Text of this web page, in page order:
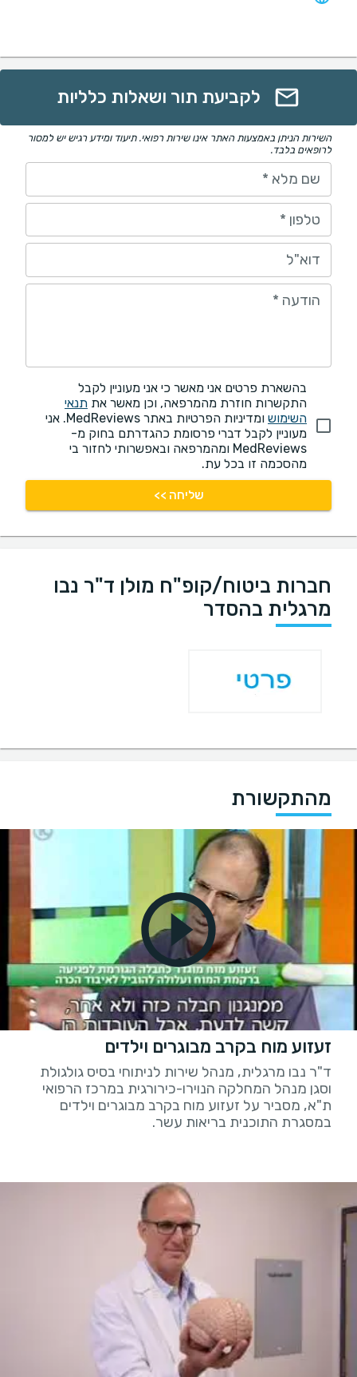
לקביעת תור ושאלות כלליות
השירות הניתן באמצעות האתר אינו שירות רפואי. תיעוד ומידע רגיש יש למסור
לרופאים בלבד.
שם מלא *
טלפון *
דוא"ל
הודעה *
בהשארת פרטים אני מאשר כי אני מעוניין לקבל
התקשרות חוזרת מהמרפאה, וכן מאשר את תנאי
השימוש
ומדיניות הפרטיות באתר MedReviews. אני
מעוניין לקבל דברי פרסומת כהגדרתם בחוק מ-
MedReviews ומהמרפאה ובאפשרותי לחזור בי
מהסכמה זו בכל עת.
שליחה >>
חברות ביטוח/קופ"ח מולן ד"ר נבו
מרגלית בהסדר
מהתקשורת
זעזוע מוח בקרב מבוגרים וילדים
ד"ר נבו מרגלית, מנהל שירות לניתוחי בסיס גולגולת
וסגן מנהל המחלקה הנוירו-כירורגית במרכז הרפואי
ת"א, מסביר על זעזוע מוח בקרב מבוגרים וילדים
במסגרת התוכנית בריאות עשר.